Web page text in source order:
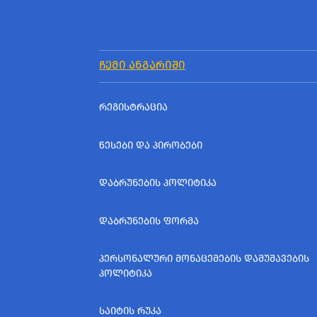
ᲩᲔᲛᲘ ᲐᲜᲒᲐᲠᲘᲨᲘ
ᲠᲔᲒᲘᲡᲢᲠᲐᲪᲘᲐ
ᲬᲔᲡᲔᲑᲘ ᲓᲐ ᲞᲘᲠᲝᲑᲔᲑᲘ
ᲓᲐᲑᲠᲣᲜᲔᲑᲘᲡ ᲞᲝᲚᲘᲢᲘᲙᲐ
ᲓᲐᲑᲠᲣᲜᲔᲑᲘᲡ ᲤᲝᲠᲛᲐ
ᲞᲔᲠᲡᲝᲜᲐᲚᲣᲠᲘ ᲛᲝᲜᲐᲪᲔᲛᲔᲑᲘᲡ ᲓᲐᲛᲣᲨᲐᲕᲔᲑᲘᲡ
ᲞᲝᲚᲘᲢᲘᲙᲐ
ᲡᲐᲘᲢᲘᲡ ᲠᲣᲙᲐ